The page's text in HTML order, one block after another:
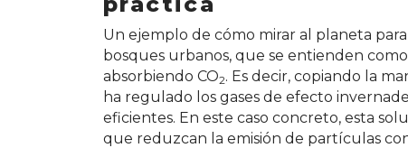
Un ejemplo de cómo mirar al planeta
bosques urbanos, que se entienden
absorbiendo CO2. Es decir, copiando la
ha regulado los gases de efecto
eficientes. En este caso concreto, esta
que reduzcan la emisión de partículas